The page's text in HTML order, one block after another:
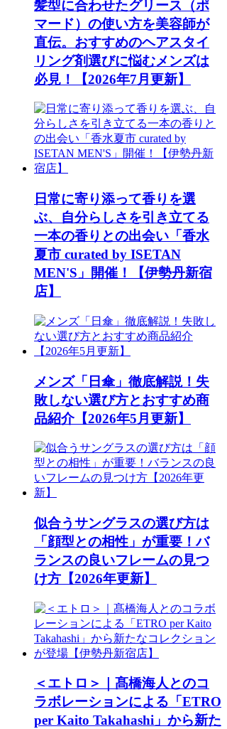
髪型に合わせたグリース（ポ
マード）の使い方を美容師が
直伝。おすすめのヘアスタイ
リング剤選びに悩むメンズは
必見！【2026年7月更新】
日常に寄り添って香りを選
ぶ、自分らしさを引き立てる
一本の香りとの出会い「香水
夏市 curated by ISETAN
MEN'S」開催！【伊勢丹新宿
店】
メンズ「日傘」徹底解説！失
敗しない選び方とおすすめ商
品紹介【2026年5月更新】
似合うサングラスの選び方は
「顔型との相性」が重要！バ
ランスの良いフレームの見つ
け方【2026年更新】
＜エトロ＞｜髙橋海人とのコ
ラボレーションによる「ETRO
per Kaito Takahashi」から新た